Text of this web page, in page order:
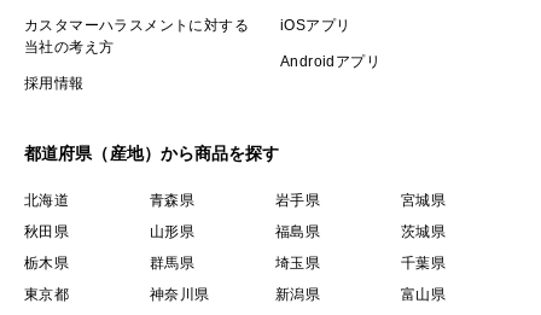
カスタマーハラスメントに対する
当社の考え方
採用情報
iOSアプリ
Androidアプリ
都道府県（産地）から商品を探す
北海道 青森県 岩手県
宮城県
秋田県
山形県 福島県
茨城県
栃木県
群馬県 埼玉県
千葉県
東京都
神奈川県 新潟県 富山県